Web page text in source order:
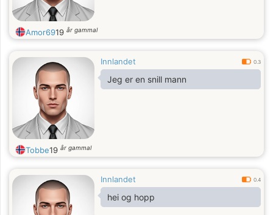
Amor6919 år gammal
Innlandet 0.3
Jeg er en snill mann
Tobbe19 år gammal
Innlandet 0.4
hei og hopp